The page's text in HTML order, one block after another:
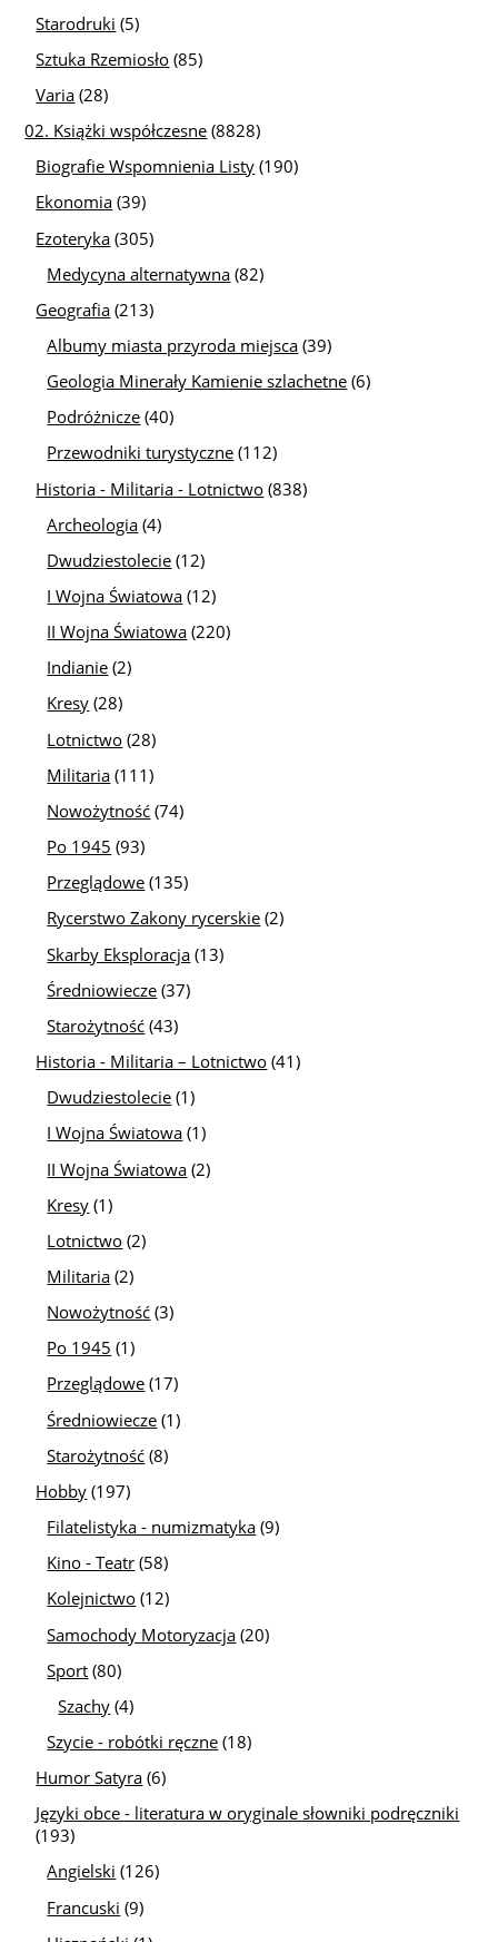
Starodruki (5)
Sztuka Rzemiosło (85)
Varia (28)
02. Książki współczesne (8828)
Biografie Wspomnienia Listy (190)
Ekonomia (39)
Ezoteryka (305)
Medycyna alternatywna (82)
Geografia (213)
Albumy miasta przyroda miejsca (39)
Geologia Minerały Kamienie szlachetne (6)
Podróżnicze (40)
Przewodniki turystyczne (112)
Historia - Militaria - Lotnictwo (838)
Archeologia (4)
Dwudziestolecie (12)
I Wojna Światowa (12)
II Wojna Światowa (220)
Indianie (2)
Kresy (28)
Lotnictwo (28)
Militaria (111)
Nowożytność (74)
Po 1945 (93)
Przeglądowe (135)
Rycerstwo Zakony rycerskie (2)
Skarby Eksploracja (13)
Średniowiecze (37)
Starożytność (43)
Historia - Militaria – Lotnictwo (41)
Dwudziestolecie (1)
I Wojna Światowa (1)
II Wojna Światowa (2)
Kresy (1)
Lotnictwo (2)
Militaria (2)
Nowożytność (3)
Po 1945 (1)
Przeglądowe (17)
Średniowiecze (1)
Starożytność (8)
Hobby (197)
Filatelistyka - numizmatyka (9)
Kino - Teatr (58)
Kolejnictwo (12)
Samochody Motoryzacja (20)
Sport (80)
Szachy (4)
Szycie - robótki ręczne (18)
Humor Satyra (6)
Języki obce - literatura w oryginale słowniki podręczniki
(193)
Angielski (126)
Francuski (9)